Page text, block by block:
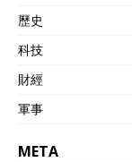
歷史
科技
財經
軍事
META